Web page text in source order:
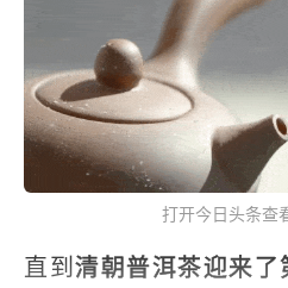
打开今日头条查
直到清朝普洱茶迎来了